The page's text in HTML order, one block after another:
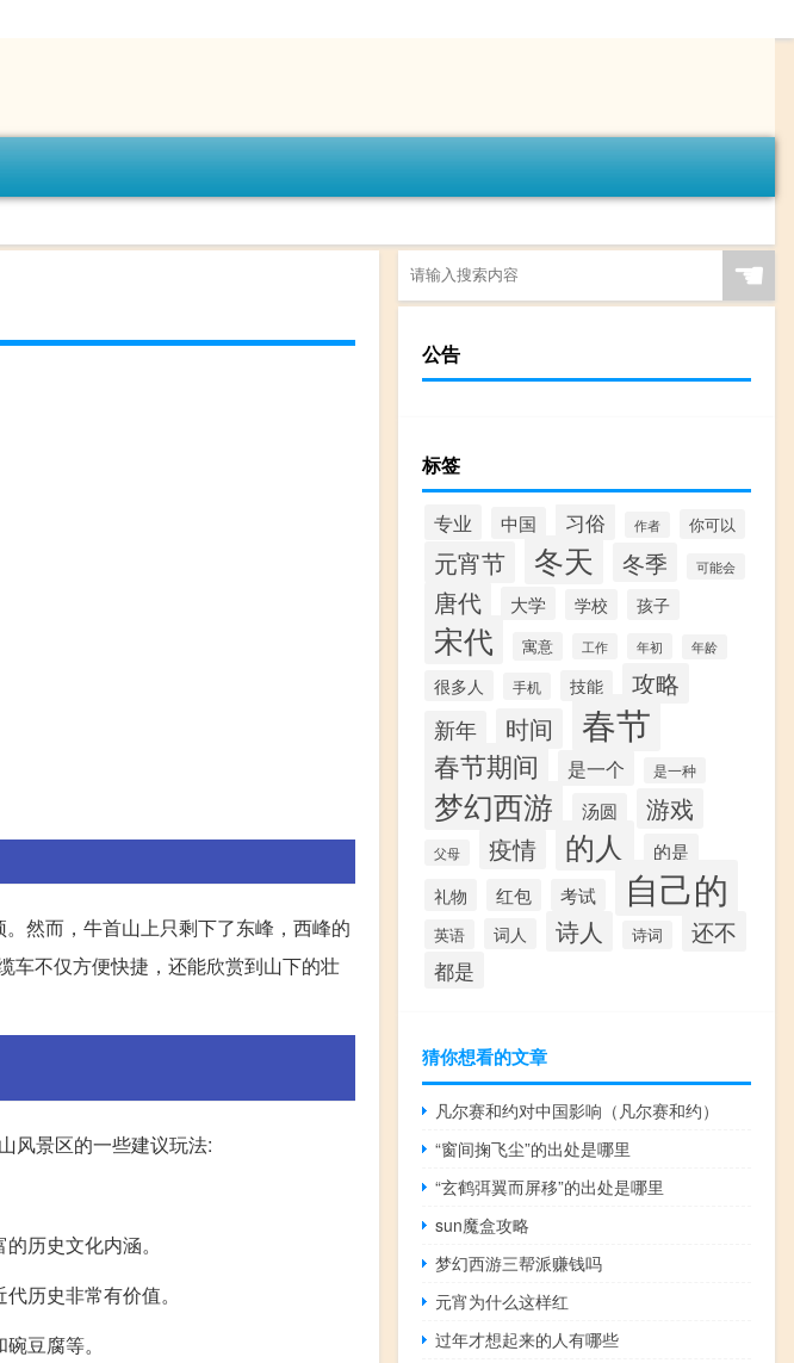
然而，牛首山上只剩下了东峰，西峰的
车不仅方便快捷，还能欣赏到山下的壮
风景区的一些建议玩法:
历史文化内涵。
历史非常有价值。
豆腐等。
☚
公告
标签
专业 中国 习俗 作者 你可以
元宵节 冬天 冬季 可能会
唐代 大学 学校 孩子
宋代 寓意 工作 年初 年龄
很多人 手机 技能 攻略
新年 时间 春节
春节期间 是一个 是一种
梦幻西游 汤圆 游戏
父母 疫情 的人 的是
礼物 红包 考试 自己的
英语 词人 诗人 诗词 还不
都是
猜你想看的文章
凡尔赛和约对中国影响（凡尔赛和约）
“窗间掬飞尘”的出处是哪里
“玄鹤弭翼而屏移”的出处是哪里
sun魔盒攻略
梦幻西游三帮派赚钱吗
元宵为什么这样红
过年才想起来的人有哪些